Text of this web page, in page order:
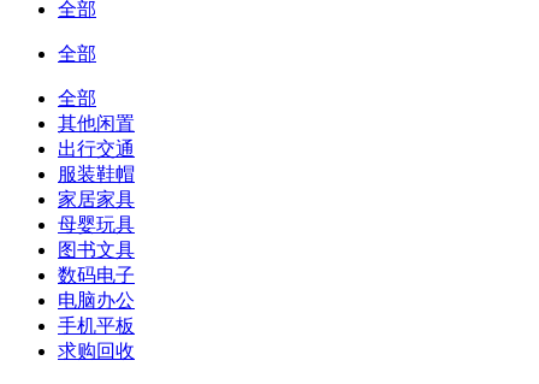
全部
全部
全部
其他闲置
出行交通
服装鞋帽
家居家具
母婴玩具
图书文具
数码电子
电脑办公
手机平板
求购回收